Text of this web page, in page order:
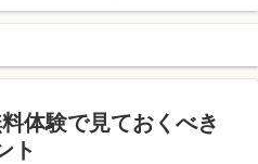
体験で見ておくべき
ト